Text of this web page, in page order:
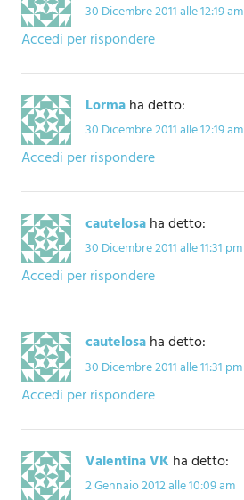
30 Dicembre 2011 alle 12:19 am
Accedi per rispondere
Lormaha detto:
30 Dicembre 2011 alle 12:19 am
Accedi per rispondere
cautelosaha detto:
30 Dicembre 2011 alle 11:31 pm
Accedi per rispondere
cautelosaha detto:
30 Dicembre 2011 alle 11:31 pm
Accedi per rispondere
Valentina VK ha detto:
2 Gennaio 2012 alle 10:09 am